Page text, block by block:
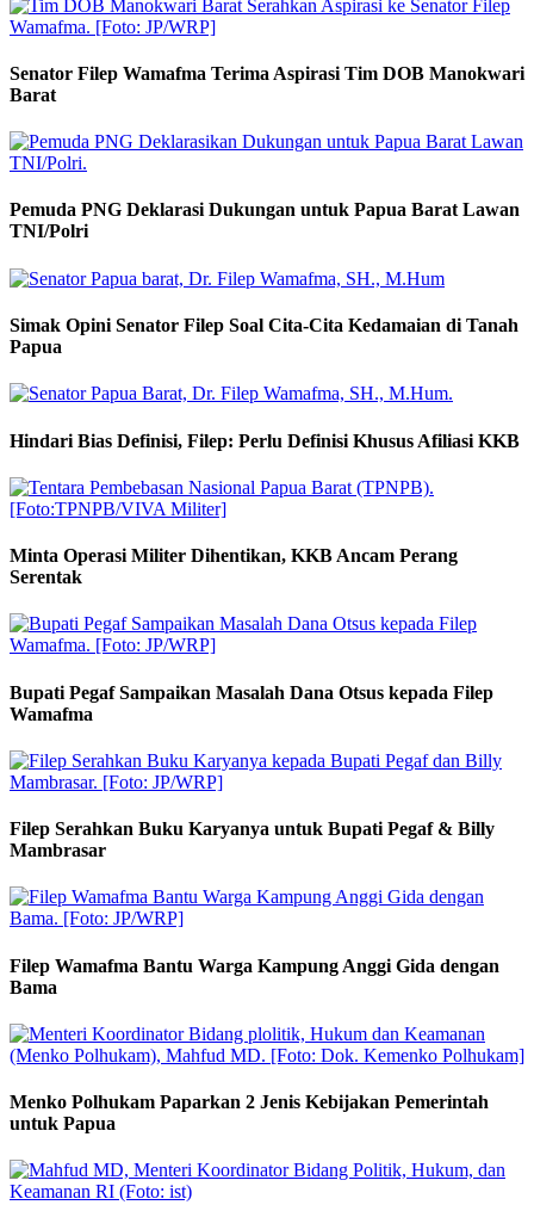
Senator Filep Wamafma Terima Aspirasi Tim DOB Manokwari
Barat
Pemuda PNG Deklarasi Dukungan untuk Papua Barat Lawan
TNI/Polri
Simak Opini Senator Filep Soal Cita-Cita Kedamaian di Tanah
Papua
Hindari Bias Definisi, Filep: Perlu Definisi Khusus Afiliasi KKB
Minta Operasi Militer Dihentikan, KKB Ancam Perang
Serentak
Bupati Pegaf Sampaikan Masalah Dana Otsus kepada Filep
Wamafma
Filep Serahkan Buku Karyanya untuk Bupati Pegaf & Billy
Mambrasar
Filep Wamafma Bantu Warga Kampung Anggi Gida dengan
Bama
Menko Polhukam Paparkan 2 Jenis Kebijakan Pemerintah
untuk Papua